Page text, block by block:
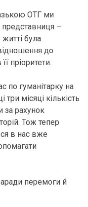
ОТГ ми
представниця –
була
до
пріоритети.
по гуманітарку на
три місяці кількість
за рахунок
Тож тепер
в нас вже
перемоги й